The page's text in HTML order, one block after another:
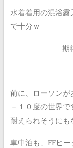
水着着用の混浴露
で十分ｗ
期
前に、ローソンが
－１０度の世界
耐えられそうにも
車中泊も、FFヒー